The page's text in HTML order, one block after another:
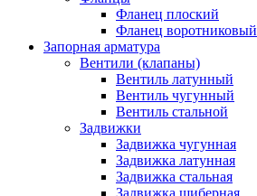
Фланец плоский
Фланец воротниковый
Запорная арматура
Вентили (клапаны)
Вентиль латунный
Вентиль чугунный
Вентиль стальной
Задвижки
Задвижка чугунная
Задвижка латунная
Задвижка стальная
Задвижка шиберная